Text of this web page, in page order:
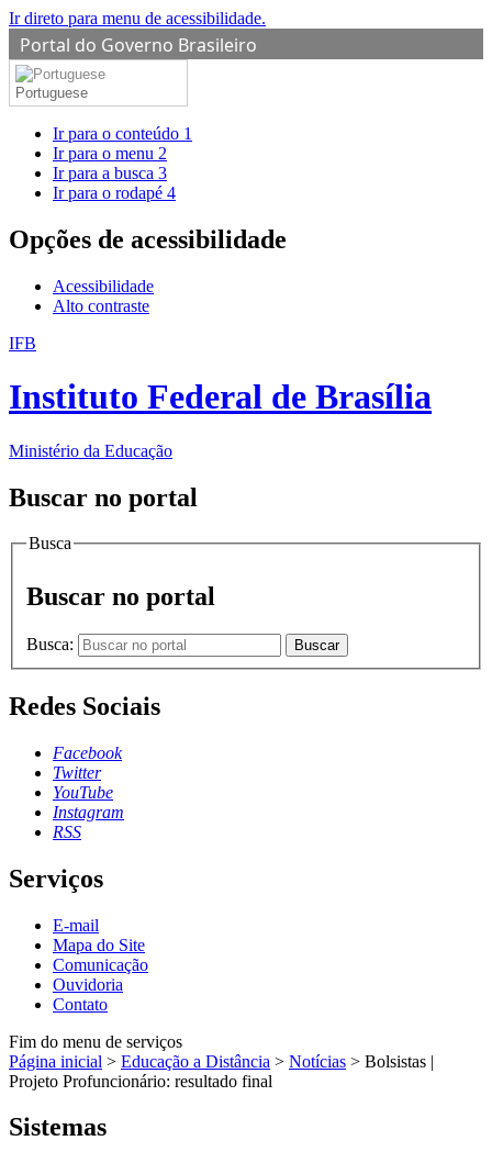
Ir direto para menu de acessibilidade.
Portal do Governo Brasileiro
Portuguese
Ir para o conteúdo 1
Ir para o menu 2
Ir para a busca 3
Ir para o rodapé 4
Opções de acessibilidade
Acessibilidade
Alto contraste
IFB
Instituto Federal de Brasília
Ministério da Educação
Buscar no portal
Busca
Buscar no portal
Busca: Buscar
Redes Sociais
Facebook
Twitter
YouTube
Instagram
RSS
Serviços
E-mail
Mapa do Site
Comunicação
Ouvidoria
Contato
Fim do menu de serviços
Página inicial > Educação a Distância > Notícias > Bolsistas |
Projeto Profuncionário: resultado final
Sistemas